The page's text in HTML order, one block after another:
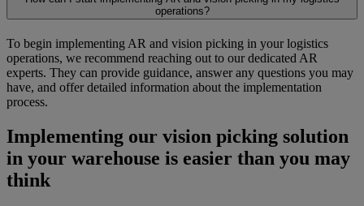
operations?
To begin implementing AR and vision picking in your logistics
operations, we recommend reaching out to our dedicated AR
experts. They can provide guidance, answer any questions you may
have, and offer detailed information about the implementation
process.
Implementing our vision picking solution
in your warehouse is easier than you may
think